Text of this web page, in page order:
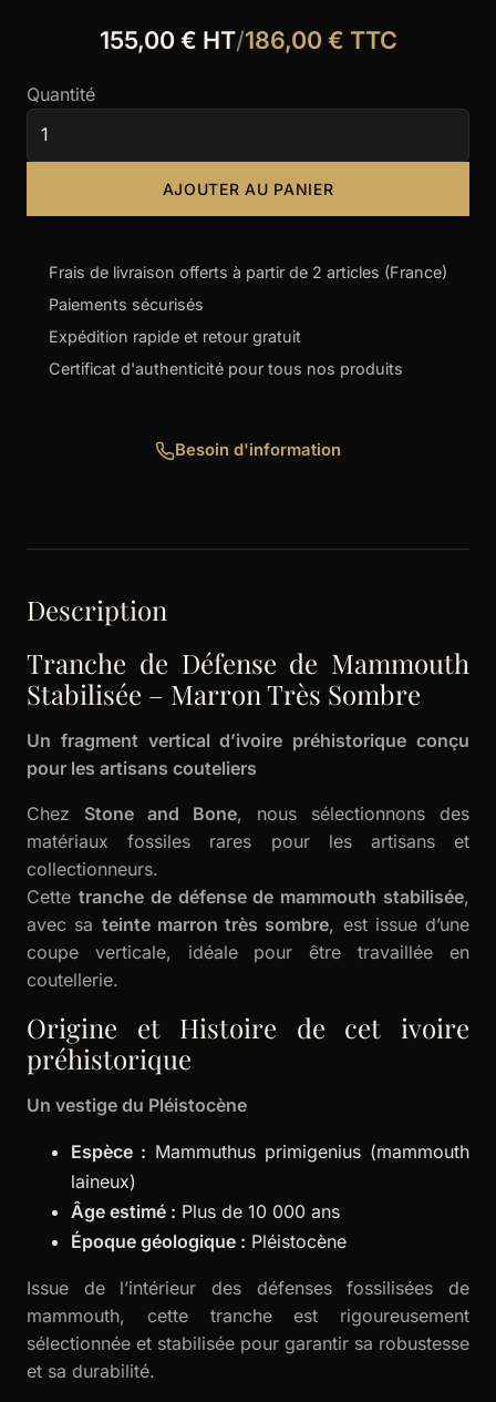
155,00 € HT/186,00 € TTC
Quantité
AJOUTER AU PANIER
Frais de livraison offerts à partir de 2 articles (France)
Paiements sécurisés
Expédition rapide et retour gratuit
Certificat d'authenticité pour tous nos produits
Besoin d'information
Description
Tranche de Défense de Mammouth
Stabilisée – Marron Très Sombre
Un fragment vertical d’ivoire préhistorique conçu
pour les artisans couteliers
Chez Stone and Bone, nous sélectionnons des
matériaux fossiles rares pour les artisans et
collectionneurs.
Cette tranche de défense de mammouth stabilisée,
avec sa teinte marron très sombre, est issue d’une
coupe verticale, idéale pour être travaillée en
coutellerie.
Origine et Histoire de cet ivoire
préhistorique
Un vestige du Pléistocène
Espèce : Mammuthus primigenius (mammouth
laineux)
Âge estimé : Plus de 10 000 ans
Époque géologique : Pléistocène
Issue de l’intérieur des défenses fossilisées de
mammouth, cette tranche est rigoureusement
sélectionnée et stabilisée pour garantir sa robustesse
et sa durabilité.